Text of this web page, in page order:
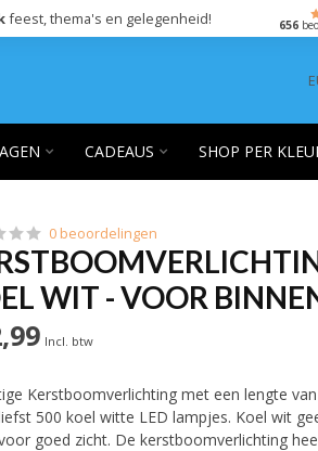
feest, thema's en gelegenheid! 656
CADEAUS SHOP PER
0 beoordelingen
WIT - VOOR
Incl. btw
Kerstboomverlichting met een lengte
500 koel witte LED lampjes. Koel wit
goed zicht. De kerstboomverlichting